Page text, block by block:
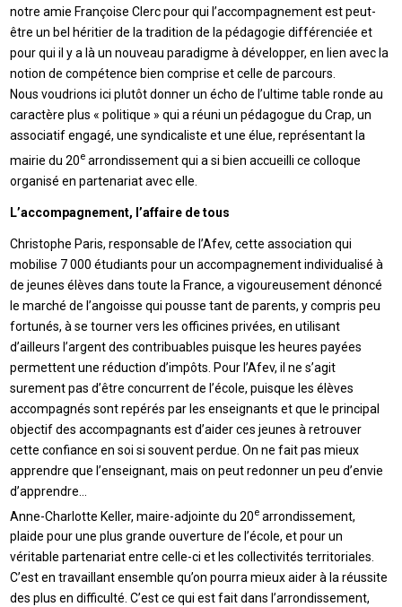
notre amie Françoise Clerc pour qui l’accompagnement est peut-
être un bel héritier de la tradition de la pédagogie différenciée et
pour qui il y a là un nouveau paradigme à développer, en lien avec la
notion de compétence bien comprise et celle de parcours.
Nous voudrions ici plutôt donner un écho de l’ultime table ronde au
caractère plus « politique » qui a réuni un pédagogue du Crap, un
associatif engagé, une syndicaliste et une élue, représentant la
mairie du 20e arrondissement qui a si bien accueilli ce colloque
organisé en partenariat avec elle.
L’accompagnement, l’affaire de tous
Christophe Paris, responsable de l’Afev, cette association qui
mobilise 7 000 étudiants pour un accompagnement individualisé à
de jeunes élèves dans toute la France, a vigoureusement dénoncé
le marché de l’angoisse qui pousse tant de parents, y compris peu
fortunés, à se tourner vers les officines privées, en utilisant
d’ailleurs l’argent des contribuables puisque les heures payées
permettent une réduction d’impôts. Pour l’Afev, il ne s’agit
surement pas d’être concurrent de l’école, puisque les élèves
accompagnés sont repérés par les enseignants et que le principal
objectif des accompagnants est d’aider ces jeunes à retrouver
cette confiance en soi si souvent perdue. On ne fait pas mieux
apprendre que l’enseignant, mais on peut redonner un peu d’envie
d’apprendre…
Anne-Charlotte Keller, maire-adjointe du 20e arrondissement,
plaide pour une plus grande ouverture de l’école, et pour un
véritable partenariat entre celle-ci et les collectivités territoriales.
C’est en travaillant ensemble qu’on pourra mieux aider à la réussite
des plus en difficulté. C’est ce qui est fait dans l’arrondissement,